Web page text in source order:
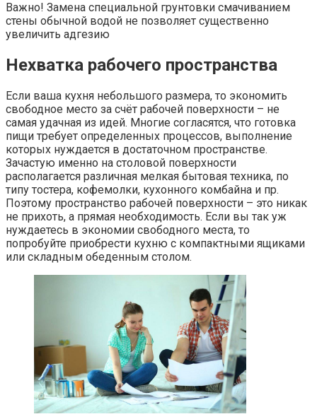
Важно! Замена специальной грунтовки смачиванием
стены обычной водой не позволяет существенно
увеличить адгезию
Нехватка рабочего пространства
Если ваша кухня небольшого размера, то экономить
свободное место за счёт рабочей поверхности – не
самая удачная из идей. Многие согласятся, что готовка
пищи требует определенных процессов, выполнение
которых нуждается в достаточном пространстве.
Зачастую именно на столовой поверхности
располагается различная мелкая бытовая техника, по
типу тостера, кофемолки, кухонного комбайна и пр.
Поэтому пространство рабочей поверхности – это никак
не прихоть, а прямая необходимость. Если вы так уж
нуждаетесь в экономии свободного места, то
попробуйте приобрести кухню с компактными ящиками
или складным обеденным столом.